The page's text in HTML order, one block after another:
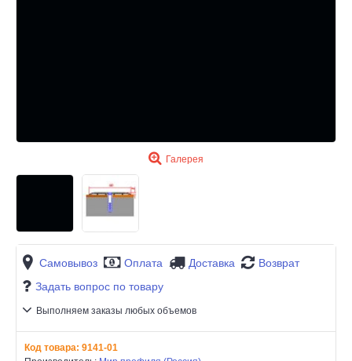
Галерея
Самовывоз Оплата Доставка
Возврат
Задать вопрос по товару
Выполняем заказы любых объемов
Код товара: 9141-01